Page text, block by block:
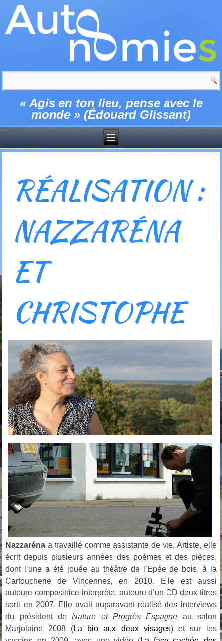
« Agis en ton lieu, pense avec le
monde » (Édouard Glissant)
RÉALISATION :
NAZZARÉNA
ET
CHRISTOPHE
Nazzaréna a travaillé comme assistante de vie. Artiste, elle
écrit depuis plusieurs années des poèmes et des pièces,
dont l’une a été jouée au théâtre de l’Epée de bois, à la
Cartoucherie de Vincennes, en 2010. Elle est aussi
auteure-compositrice-interprète, auteure d’un CD deux titres
sorti en 2007. Elle avait auparavant réalisé des interviews
du président deNature et Progrès Espagne au salon
Marjolaine 2008 (La bio aux deux visages) et sur les